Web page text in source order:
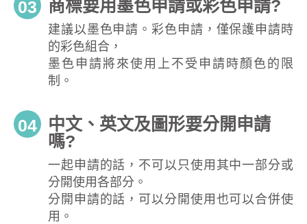
03 商標要用墨色申請或彩色申請?
建議以墨色申請。彩色申請，僅保護申請時
的彩色組合，
墨色申請將來使用上不受申請時顏色的限
制。
04
中文、英文及圖形要分開申請
嗎?
一起申請的話，不可以只使用其中一部分或
分開使用各部分。
分開申請的話，可以分開使用也可以合併使
用。